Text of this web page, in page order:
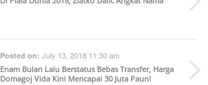
Posted on: July 13, 2018 11:30 am
Enam Bulan Lalu Berstatus Bebas Transfer, Harga
Domagoj Vida Kini Mencapai 30 Juta Paun!